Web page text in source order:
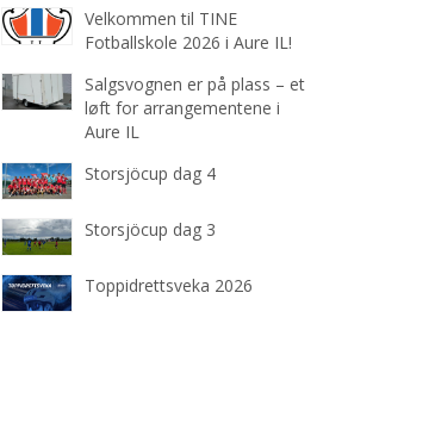
Velkommen til TINE
Fotballskole 2026 i Aure IL!
Salgsvognen er på plass – et
løft for arrangementene i
Aure IL
Storsjöcup dag 4
Storsjöcup dag 3
Toppidrettsveka 2026